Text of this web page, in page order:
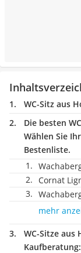
WC-Sitz aus
Die besten
Wählen Sie
Bestenliste.
Cornat
mehr
WC-Sitze
Kaufberatung